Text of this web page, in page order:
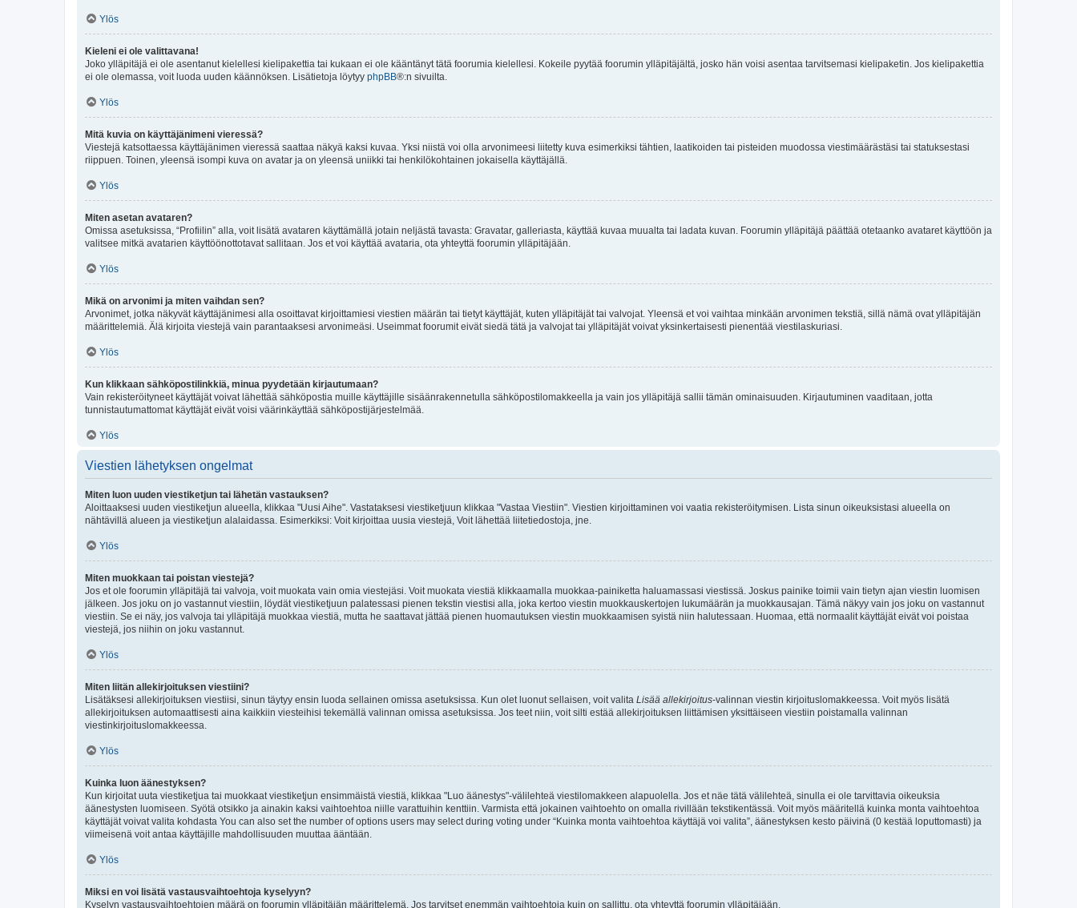
Ylös
Kieleni ei ole valittavana!
Joko ylläpitäjä ei ole asentanut kielellesi kielipakettia tai kukaan ei ole kääntänyt tätä foorumia kielellesi. Kokeile pyytää foorumin ylläpitäjältä, josko hän voisi asentaa tarvitsemasi kielipaketin. Jos kielipakettia
ei ole olemassa, voit luoda uuden käännöksen. Lisätietoja löytyy phpBB®:n sivuilta.
Ylös
Mitä kuvia on käyttäjänimeni vieressä?
Viestejä katsottaessa käyttäjänimen vieressä saattaa näkyä kaksi kuvaa. Yksi niistä voi olla arvonimeesi liitetty kuva esimerkiksi tähtien, laatikoiden tai pisteiden muodossa viestimäärästäsi tai statuksestasi
riippuen. Toinen, yleensä isompi kuva on avatar ja on yleensä uniikki tai henkilökohtainen jokaisella käyttäjällä.
Ylös
Miten asetan avataren?
Omissa asetuksissa, “Profiilin” alla, voit lisätä avataren käyttämällä jotain neljästä tavasta: Gravatar, galleriasta, käyttää kuvaa muualta tai ladata kuvan. Foorumin ylläpitäjä päättää otetaanko avataret käyttöön ja
valitsee mitkä avatarien käyttöönottotavat sallitaan. Jos et voi käyttää avataria, ota yhteyttä foorumin ylläpitäjään.
Ylös
Mikä on arvonimi ja miten vaihdan sen?
Arvonimet, jotka näkyvät käyttäjänimesi alla osoittavat kirjoittamiesi viestien määrän tai tietyt käyttäjät, kuten ylläpitäjät tai valvojat. Yleensä et voi vaihtaa minkään arvonimen tekstiä, sillä nämä ovat ylläpitäjän
määrittelemiä. Älä kirjoita viestejä vain parantaaksesi arvonimeäsi. Useimmat foorumit eivät siedä tätä ja valvojat tai ylläpitäjät voivat yksinkertaisesti pienentää viestilaskuriasi.
Ylös
Kun klikkaan sähköpostilinkkiä, minua pyydetään kirjautumaan?
Vain rekisteröityneet käyttäjät voivat lähettää sähköpostia muille käyttäjille sisäänrakennetulla sähköpostilomakkeella ja vain jos ylläpitäjä sallii tämän ominaisuuden. Kirjautuminen vaaditaan, jotta
tunnistautumattomat käyttäjät eivät voisi väärinkäyttää sähköpostijärjestelmää.
Ylös
Viestien lähetyksen ongelmat
Miten luon uuden viestiketjun tai lähetän vastauksen?
Aloittaaksesi uuden viestiketjun alueella, klikkaa "Uusi Aihe". Vastataksesi viestiketjuun klikkaa "Vastaa Viestiin". Viestien kirjoittaminen voi vaatia rekisteröitymisen. Lista sinun oikeuksistasi alueella on
nähtävillä alueen ja viestiketjun alalaidassa. Esimerkiksi: Voit kirjoittaa uusia viestejä, Voit lähettää liitetiedostoja, jne.
Ylös
Miten muokkaan tai poistan viestejä?
Jos et ole foorumin ylläpitäjä tai valvoja, voit muokata vain omia viestejäsi. Voit muokata viestiä klikkaamalla muokkaa-painiketta haluamassasi viestissä. Joskus painike toimii vain tietyn ajan viestin luomisen
jälkeen. Jos joku on jo vastannut viestiin, löydät viestiketjuun palatessasi pienen tekstin viestisi alla, joka kertoo viestin muokkauskertojen lukumäärän ja muokkausajan. Tämä näkyy vain jos joku on vastannut
viestiin. Se ei näy, jos valvoja tai ylläpitäjä muokkaa viestiä, mutta he saattavat jättää pienen huomautuksen viestin muokkaamisen syistä niin halutessaan. Huomaa, että normaalit käyttäjät eivät voi poistaa
viestejä, jos niihin on joku vastannut.
Ylös
Miten liitän allekirjoituksen viestiini?
Lisätäksesi allekirjoituksen viestiisi, sinun täytyy ensin luoda sellainen omissa asetuksissa. Kun olet luonut sellaisen, voit valita Lisää allekirjoitus-valinnan viestin kirjoituslomakkeessa. Voit myös lisätä
allekirjoituksen automaattisesti aina kaikkiin viesteihisi tekemällä valinnan omissa asetuksissa. Jos teet niin, voit silti estää allekirjoituksen liittämisen yksittäiseen viestiin poistamalla valinnan
viestinkirjoituslomakkeessa.
Ylös
Kuinka luon äänestyksen?
Kun kirjoitat uuta viestiketjua tai muokkaat viestiketjun ensimmäistä viestiä, klikkaa "Luo äänestys"-välilehteä viestilomakkeen alapuolella. Jos et näe tätä välilehteä, sinulla ei ole tarvittavia oikeuksia
äänestysten luomiseen. Syötä otsikko ja ainakin kaksi vaihtoehtoa niille varattuihin kenttiin. Varmista että jokainen vaihtoehto on omalla rivillään tekstikentässä. Voit myös määritellä kuinka monta vaihtoehtoa
käyttäjät voivat valita kohdasta You can also set the number of options users may select during voting under “Kuinka monta vaihtoehtoa käyttäjä voi valita”, äänestyksen kesto päivinä (0 kestää loputtomasti) ja
viimeisenä voit antaa käyttäjille mahdollisuuden muuttaa ääntään.
Ylös
Miksi en voi lisätä vastausvaihtoehtoja kyselyyn?
Kyselyn vastausvaihtoehtojen määrä on foorumin ylläpitäjän määrittelemä. Jos tarvitset enemmän vaihtoehtoja kuin on sallittu, ota yhteyttä foorumin ylläpitäjään.